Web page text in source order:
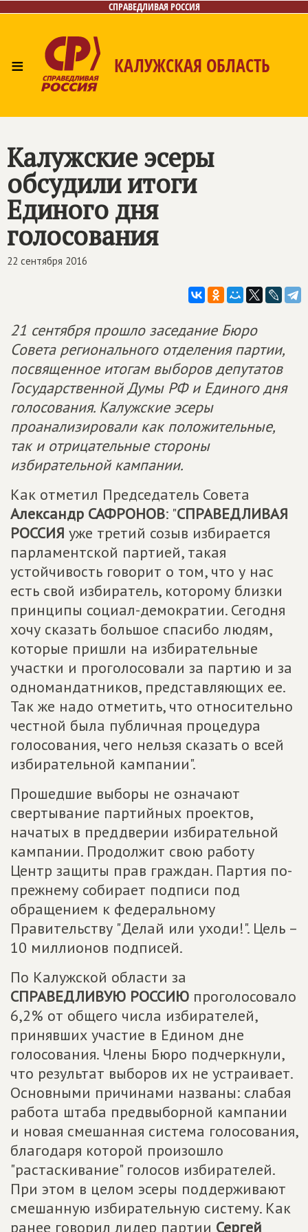
СПРАВЕДЛИВАЯ РОССИЯ
≡ КАЛУЖСКАЯ ОБЛАСТЬ
Калужские эсеры
обсудили итоги
Единого дня
голосования
22 сентября 2016
21 сентября прошло заседание Бюро
Совета регионального отделения партии,
посвященное итогам выборов депутатов
Государственной Думы РФ и Единого дня
голосования. Калужские эсеры
проанализировали как положительные,
так и отрицательные стороны
избирательной кампании.
Как отметил Председатель Совета
Александр САФРОНОВ: "СПРАВЕДЛИВАЯ
РОССИЯ уже третий созыв избирается
парламентской партией, такая
устойчивость говорит о том, что у нас
есть свой избиратель, которому близки
принципы социал-демократии. Сегодня
хочу сказать большое спасибо людям,
которые пришли на избирательные
участки и проголосовали за партию и за
одномандатников, представляющих ее.
Так же надо отметить, что относительно
честной была публичная процедура
голосования, чего нельзя сказать о всей
избирательной кампании".
Прошедшие выборы не означают
свертывание партийных проектов,
начатых в преддверии избирательной
кампании. Продолжит свою работу
Центр защиты прав граждан. Партия по-
прежнему собирает подписи под
обращением к федеральному
Правительству "Делай или уходи!". Цель –
10 миллионов подписей.
По Калужской области за
СПРАВЕДЛИВУЮ РОССИЮ проголосовало
6,2% от общего числа избирателей,
принявших участие в Едином дне
голосования. Члены Бюро подчеркнули,
что результат выборов их не устраивает.
Основными причинами названы: слабая
работа штаба предвыборной кампании
и новая смешанная система голосования,
благодаря которой произошло
"растаскивание" голосов избирателей.
При этом в целом эсеры поддерживают
смешанную избирательную систему. Как
ранее говорил лидер партии Сергей